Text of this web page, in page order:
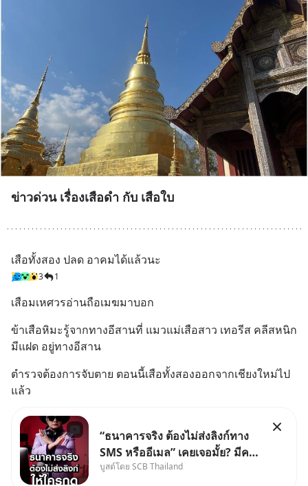
ข่าวด่วน เรื่องเสือดำ กับ เสือใบ
เสือทั้งสอง ปลด อาคมได้แล้วนะ
3 1
เสือมเหศวรอ่านถือเมฆมาบอก
ข้าเสือหิมะรู้จากทางอีสานที่ แมวแม่เสือสาว เทอรีส คลีสหนิก
มีแฝด อยู่ทางอีสาน
ตำรวจต้องการจับตาย ตอนนี้เสือทั้งสองออกจากเชียงใหม่ไป
แล้ว
“ธนาคารจริง ต้องไม่ส่งลิงก์ทาง
SMS หรืออีเมล” เคยเจอมั้ย? มีคน
อ้างว่าโทรจากธนาคาร บอกว่า
บูสต์โดย SCB Thailand